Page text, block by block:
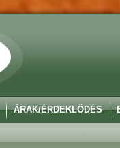
ÁRAK/ÉRDEKLŐDÉS